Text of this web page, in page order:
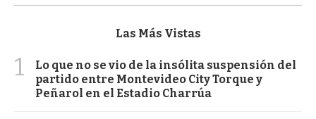
Las Más Vistas
1
Lo que no se vio de la insólita suspensión del
partido entre Montevideo City Torque y
Peñarol en el Estadio Charrúa